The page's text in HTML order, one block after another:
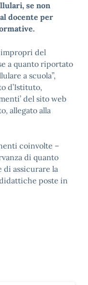
se non
docente per
del
a quanto riportato
a scuola”,
d’Istituto,
del sito web
allegato alla
coinvolte –
di quanto
di assicurare la
poste in